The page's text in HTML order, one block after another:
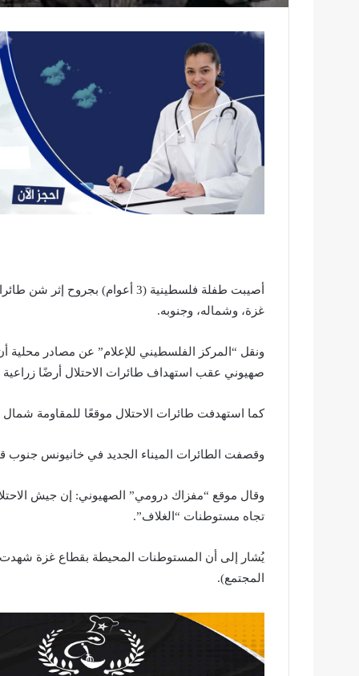
أصيبت طفلة فلسطينية (3 أعوام)
غزة، وشماله، وجنوبه.
ونقل “المركز الفلسطيني للإعلام” عن مصادر
صهيوني عقب استهداف طائرات الاحتلال أرضًا
كما استهدفت طائرات الاحتلال موقعًا للمقاومة
وقصفت الطائرات الميناء الجديد في خانيونس جنوب
وقال موقع “مفزاك درومي” الصهيوني: إن جيش
تجاه مستوطنات “الغلاف”.
يُشار إلى أن المستوطنات المحيطة بقطاع غزة شهدت
المجتمع).